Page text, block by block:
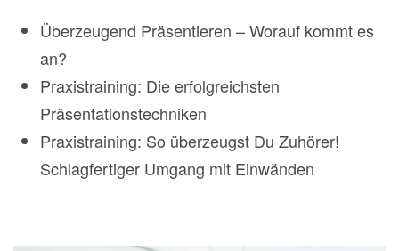
Überzeugend Präsentieren – Worauf kommt es
an?
Praxistraining: Die erfolgreichsten
Präsentationstechniken
Praxistraining: So überzeugst Du Zuhörer!
Schlagfertiger Umgang mit Einwänden